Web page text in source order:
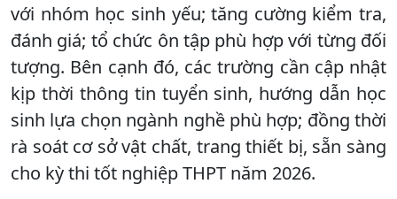
với nhóm học sinh yếu; tăng cường kiểm tra,
đánh giá; tổ chức ôn tập phù hợp với từng đối
tượng. Bên cạnh đó, các trường cần cập nhật
kịp thời thông tin tuyển sinh, hướng dẫn học
sinh lựa chọn ngành nghề phù hợp; đồng thời
rà soát cơ sở vật chất, trang thiết bị, sẵn sàng
cho kỳ thi tốt nghiệp THPT năm 2026.